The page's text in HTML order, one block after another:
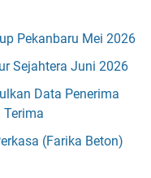
Pekanbaru Mei 2026
Sejahtera Juni 2026
Data Penerima
Terima
(Farika Beton)